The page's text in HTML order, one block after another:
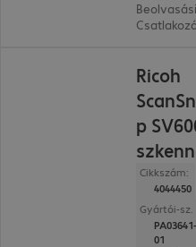
Ricoh
p
Cikkszám:
4044450
Gyártói-sz.
01